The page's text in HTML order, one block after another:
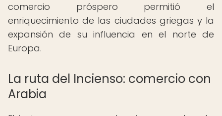
comercio próspero permitió el
enriquecimiento de las ciudades griegas y la
expansión de su influencia en el norte de
Europa.
La ruta del Incienso: comercio con
Arabia